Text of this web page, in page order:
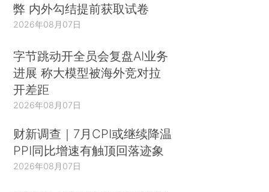
弊 内外勾结提前获取试卷
2026年08月07日
字节跳动开全员会复盘AI业务
进展 称大模型被海外竞对拉
开差距
2026年08月07日
财新调查｜7月CPI或继续降温
PPI同比增速有触顶回落迹象
2026年08月07日